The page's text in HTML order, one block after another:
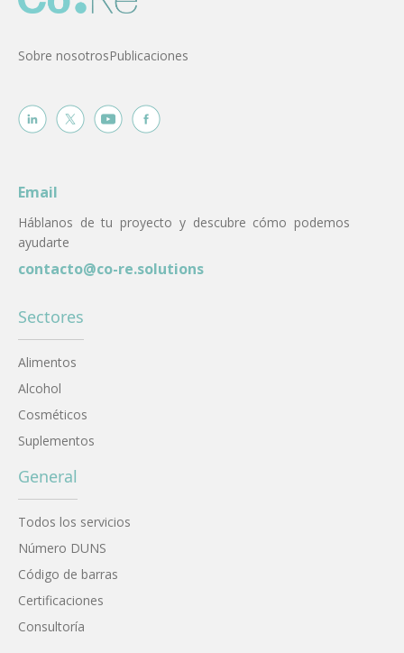
Sobre nosotrosPublicaciones
Email
Háblanos de tu proyecto y descubre cómo podemos
ayudarte
contacto@co-re.solutions
Sectores
Alimentos
Alcohol
Cosméticos
Suplementos
General
Todos los servicios
Número DUNS
Código de barras
Certificaciones
Consultoría